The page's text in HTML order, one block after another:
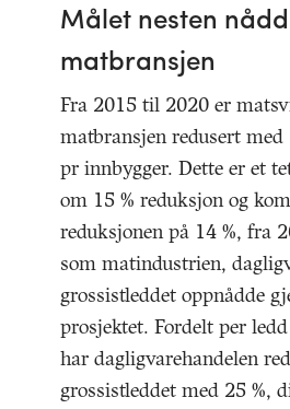
Målet nesten
matbransjen
Fra 2015 til 2020 er
matbransjen redusert
pr innbygger. Dette er et
om 15 % reduksjon og
reduksjonen på 14 %, fra
som matindustrien,
grossistleddet oppnådde
prosjektet. Fordelt per
har dagligvarehandelen
grossistleddet med 25 %,